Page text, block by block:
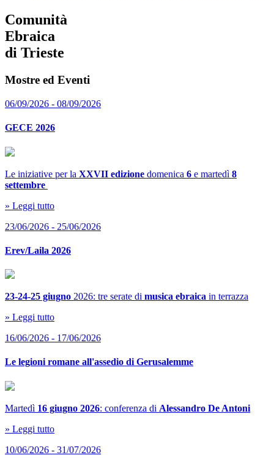
Comunità
Ebraica
di Trieste
Mostre ed Eventi
06/09/2026 - 08/09/2026
GECE 2026
Le iniziative per la XXVII edizione domenica 6 e martedì 8
settembre
» Leggi tutto
23/06/2026 - 25/06/2026
Erev/Laila 2026
23-24-25 giugno 2026: tre serate di musica ebraica in terrazza
» Leggi tutto
16/06/2026 - 17/06/2026
Le legioni romane all'assedio di Gerusalemme
Martedì 16 giugno 2026: conferenza di Alessandro De Antoni
» Leggi tutto
10/06/2026 - 31/07/2026